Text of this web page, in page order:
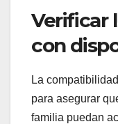
Verificar
con
La
para asegurar
familia puedan